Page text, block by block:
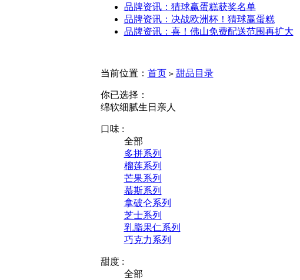
品牌资讯：猜球赢蛋糕获奖名单
品牌资讯：决战欧洲杯！猜球赢蛋糕
品牌资讯：喜！佛山免费配送范围再扩大
当前位置： 首页 > 甜品目录
你已选择：
绵软细腻生日 亲人
口味 :
全部
多拼系列
榴莲系列
芒果系列
慕斯系列
拿破仑系列
芝士系列
乳脂果仁系列
巧克力系列
甜度 :
全部